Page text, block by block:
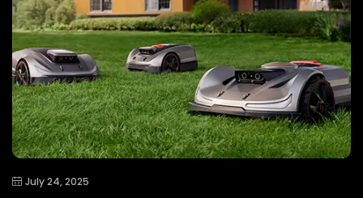
July 24, 2025